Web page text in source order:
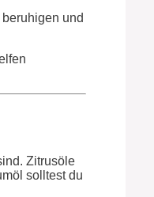
und
Zitrusöle
solltest du